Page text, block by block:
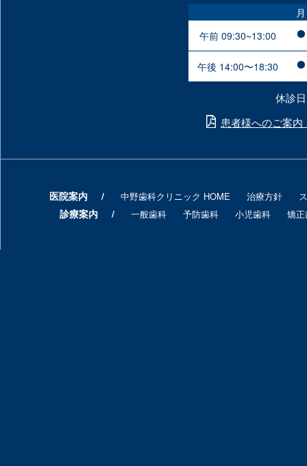
月
午前 09:30~13:00
午後 14:00〜18:30
休診
患者様へのご案
医院案内 中野歯科クリニック HOME 治療方針
診療案内 一般歯科 予防歯科 小児歯科 矯